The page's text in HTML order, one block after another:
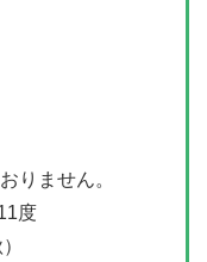
りません。
度